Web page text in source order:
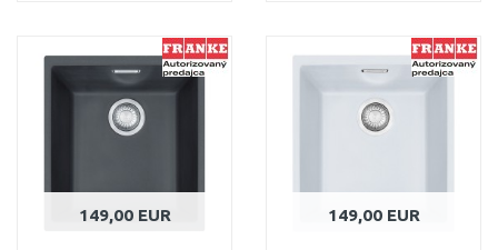
Porovnať Porovnať
149,00 EUR 149,00 EUR